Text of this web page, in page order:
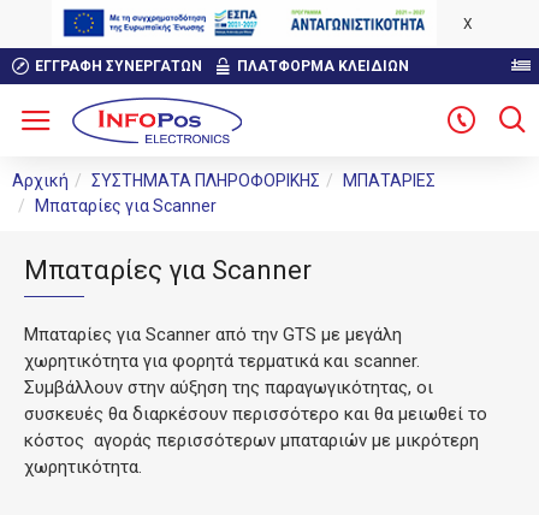
X
ΕΓΓΡΑΦΉ ΣΥΝΕΡΓΑΤΏΝ ΠΛΑΤΦΟΡΜΑ ΚΛΕΙΔΙΩΝ
Αρχική ΣΥΣΤΗΜΑΤΑ ΠΛΗΡΟΦΟΡΙΚΗΣ
ΜΠΑΤΑΡΙΕΣ
Μπαταρίες για Scanner
Μπαταρίες για Scanner
Μπαταρίες για Scanner από την GTS με μεγάλη
χωρητικότητα για φορητά τερματικά και scanner.
Συμβάλλουν στην αύξηση της παραγωγικότητας, οι
συσκευές θα διαρκέσουν περισσότερο και θα μειωθεί το
κόστος αγοράς περισσότερων μπαταριών με μικρότερη
χωρητικότητα.